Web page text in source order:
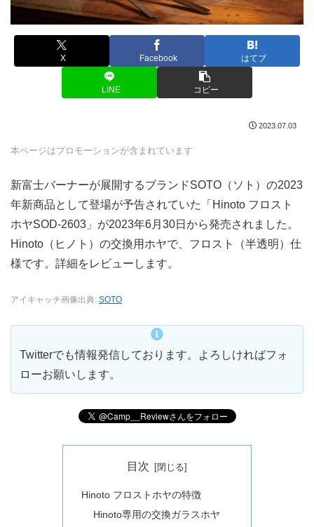
X Facebook はてブ
LINE コピー
2023.07.03
本ページはプロモーションが含まれています
新富士バーナーが展開するブランドSOTO（ソト）の2023
年新商品として登場が予告されていた「Hinoto フロスト
ホヤSOD-2603」が2023年6月30日から発売されました。
Hinoto（ヒノト）の交換用ホヤで、フロスト（半透明）仕
様です。詳細をレビューします。
アイキャッチ画像出典: SOTO
Twitterでも情報発信しております。よろしければフォ
ローお願いします。
目次
Hinoto フロストホヤの特徴
Hinoto専用の交換ガラスホヤ